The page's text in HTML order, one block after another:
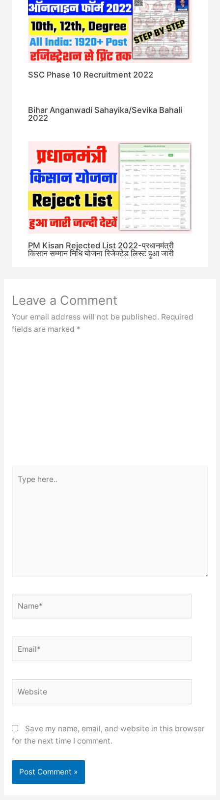
SSC Phase 10 Recruitment 2022
Bihar Anganwadi Sahayika/Sevika Bahali
2022
PM Kisan Rejected List 2022-प्रधानमंत्री
किसान सम्मान निधि योजना रिजेक्टेड लिस्ट हुआ जारी
Leave a Comment
Your email address will not be published. Required
fields are marked *
here..
Save my name, email, and website in this browser
for the next time I comment.